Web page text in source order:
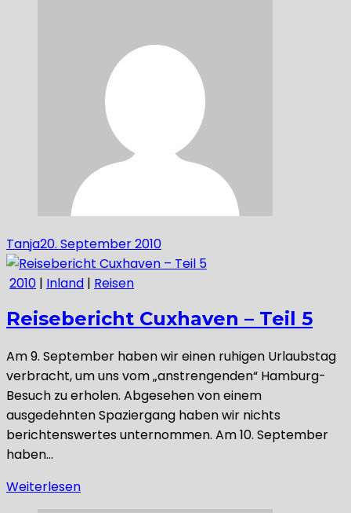
Tanja20. September 2010
2010 | Inland | Reisen
Reisebericht Cuxhaven – Teil 5
Am 9. September haben wir einen ruhigen Urlaubstag
verbracht, um uns vom „anstrengenden“ Hamburg-
Besuch zu erholen. Abgesehen von einem
ausgedehnten Spaziergang haben wir nichts
berichtenswertes unternommen. Am 10. September
haben…
Weiterlesen